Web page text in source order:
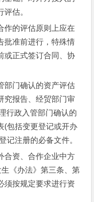
估。
的评估原则上应在
批准前进行，特殊情
或正式签订合同、协
门确认的资产评估
究报告、经贸部门审
行政入管部门确认的
(包括变更登记或开办
记注册的必备文件。
资、合作企业中方
《办法》第三条、第
须按规定要求进行资